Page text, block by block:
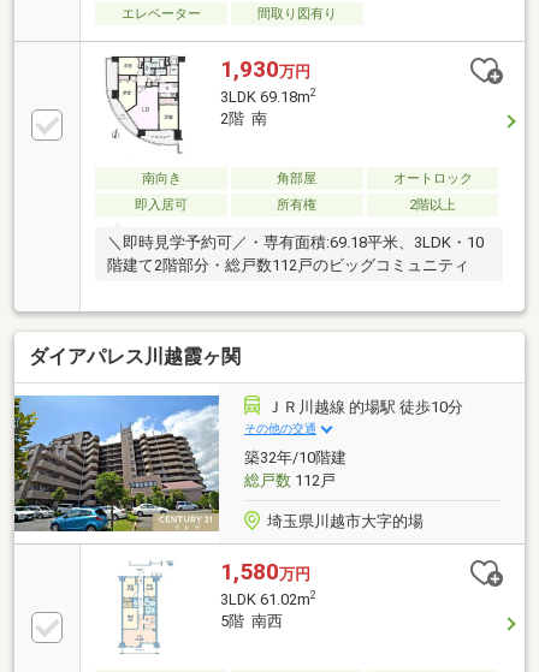
エレベーター
間取り図有り
1,930万円
3LDK 69.18m2
2階 南
南向き 角部屋
オートロック
即入居可
所有権 2階以上
＼即時見学予約可／・専有面積:69.18平米、3LDK・10
階建て2階部分・総戸数112戸のビッグコミュニティ
ダイアパレス川越霞ヶ関
ＪＲ川越線 的場駅 徒歩10分
その他の交通
築32年/10階建
総戸数112戸
埼玉県川越市大字的場
1,580万円
3LDK 61.02m2
5階 南西